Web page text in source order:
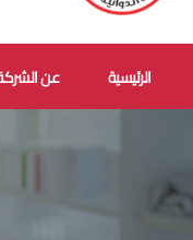
الرئيسية عن